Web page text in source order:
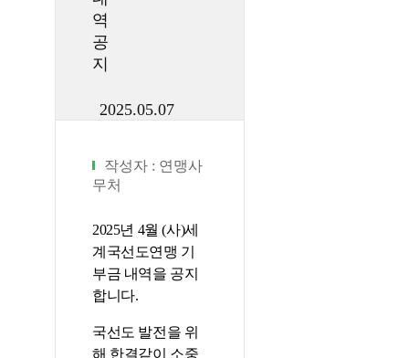
역
공
지
2025.05.07
작성자 : 연맹사
무처
2025년 4월 (사)세
계국선도연맹 기
부금 내역을 공지
합니다.
국선도 발전을 위
해 한결같이 소중